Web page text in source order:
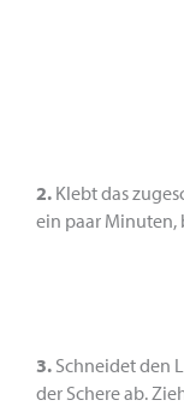
2. Klebt das
ein paar Minuten,
3. Schneidet den
der Schere ab.